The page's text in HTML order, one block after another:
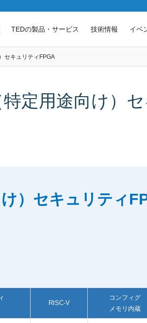
TEDの製品・サービス 技術情報 イベ
セキュリティFPGA
定用途向け）
け）セキュリティ
RISC-V
コンフィグ
メモリ内蔵